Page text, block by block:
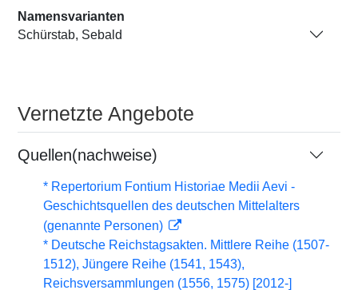
Namensvarianten
Schürstab, Sebald
Vernetzte Angebote
Quellen(nachweise)
* Repertorium Fontium Historiae Medii Aevi -
Geschichtsquellen des deutschen Mittelalters
(genannte Personen)
* Deutsche Reichstagsakten. Mittlere Reihe (1507-
1512), Jüngere Reihe (1541, 1543),
Reichsversammlungen (1556, 1575) [2012-]